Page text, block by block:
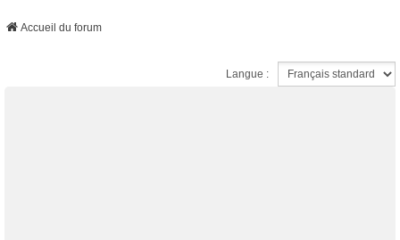
Accueil du forum
Langue :